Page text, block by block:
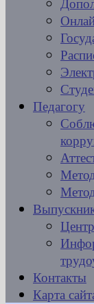
Педагогу
Контакты
Карта